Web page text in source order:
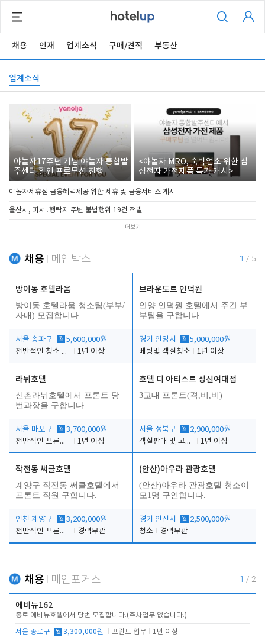
채용 인재 업계소식 구매/견적 부동산
업계소식
야놀자17주년 기념 야놀자 통합발
주센터 할인 프로모션 진행
<야놀자 MRO, 숙박업소 위한 삼
성전자 가전제품 특가 개시>
야놀자제휴점 금융혜택제공 위한 제휴 및 금융서비스 게시
울산시, 피서․행락지 주변 불법행위 19건 적발
더보기
채용 메인박스 1 / 5
방이동 호텔라움
방이동 호텔라움 청소팀(부부/
자매) 모집합니다.
서울 송파구 월 5,600,000원
전반적인 청소 업무(객실청소.객실정리)
1년 이상
브라운도트 인덕원
안양 인덕원 호텔에서 주간 부
부팀을 구합니다
경기 안양시 월 5,000,000원
베팅및 객실청소
1년 이상
라뉘호텔
신촌라뉘호텔에서 프론트 당
번과장을 구합니다.
서울 마포구 월 3,700,000원
전반적인 프론트 당번업무
1년 이상
호텔 디 아티스트 성신여대점
3교대 프론트(격,비,비)
서울 성북구 월 2,900,000원
객실판매 및 고객응대
1년 이상
작전동 써클호텔
계양구 작전동 써클호텔에서
프론트 직원 구합니다.
인천 계양구 월 3,200,000원
전반적인 프론트 업무
경력무관
(안산)아우라 관광호텔
(안산)아우라 관광호텔 청소이
모1명 구인합니다.
경기 안산시 월 2,500,000원
청소
경력무관
채용 메인포커스 1 / 2
에비뉴162
종로 에비뉴호텔에서 당번 모집합니다.(주차업무 없습니다.)
서울 종로구 월 3,300,000원 프런트 업무 1년 이상